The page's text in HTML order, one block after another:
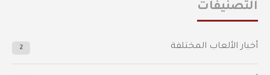
التصنيفات
أخبار الألعاب المختلفة 2